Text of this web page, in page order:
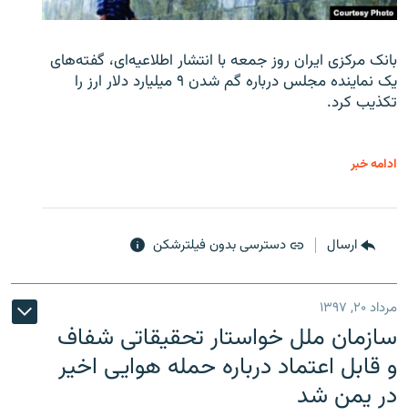
بانک مرکزی ایران روز جمعه با انتشار اطلاعیه‌ای، گفته‌های
یک نماینده مجلس درباره گم شدن ۹ میلیارد دلار ارز را
تکذیب کرد.
ادامه خبر
ارسال دسترسی بدون فیلترشکن
مرداد ۲۰, ۱۳۹۷
سازمان ملل خواستار تحقیقاتی شفاف
و قابل اعتماد درباره حمله هوایی اخیر
در یمن شد